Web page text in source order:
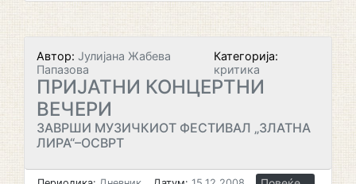
Автор: Јулијана Жабева
Папазова
Категорија:
критика
ПРИЈАТНИ КОНЦЕРТНИ
ВЕЧЕРИ
ЗАВРШИ МУЗИЧКИОТ ФЕСТИВАЛ „ЗЛАТНА
ЛИРА“–ОСВРТ